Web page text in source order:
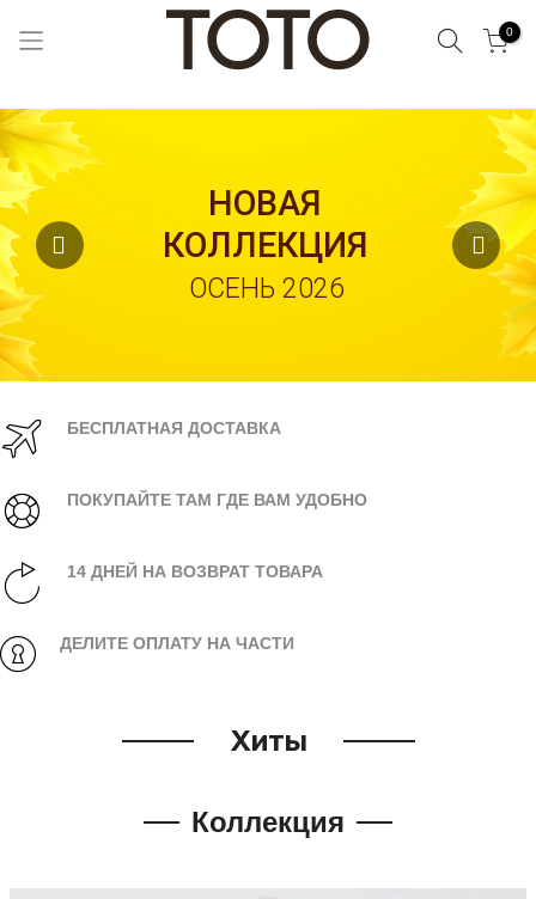
Поиск0
Content
ОСЕНЬ 2026
НОВАЯ
КОЛЛЕКЦИЯ
БЕСПЛАТНАЯ ДОСТАВКА
ПОКУПАЙТЕ ТАМ ГДЕ ВАМ УДОБНО
14 ДНЕЙ НА ВОЗВРАТ ТОВАРА
ДЕЛИТЕ ОПЛАТУ НА ЧАСТИ
Хиты
Коллекция